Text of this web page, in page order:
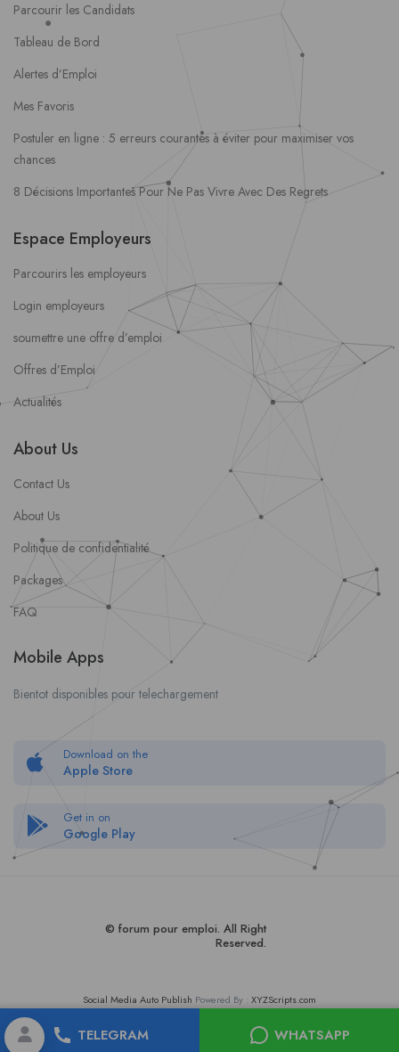
Parcourir les Candidats
Tableau de Bord
Alertes d’Emploi
Mes Favoris
Postuler en ligne : 5 erreurs courantes à éviter pour maximiser vos
chances
8 Décisions Importantes Pour Ne Pas Vivre Avec Des Regrets
Espace Employeurs
Parcourirs les employeurs
Login employeurs
soumettre une offre d’emploi
Offres d’Emploi
Actualités
About Us
Contact Us
About Us
Politique de confidentialité
Packages
FAQ
Mobile Apps
Bientot disponibles pour telechargement
Download on the
Apple Store
Get in on
Google Play
© forum pour emploi. All Right
Reserved.
TELEGRAM WHATSAPP
Social Media Auto Publish Powered By : XYZScripts.com